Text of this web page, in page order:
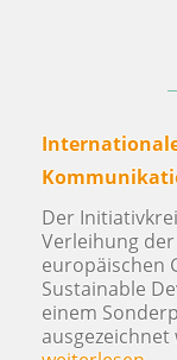
International
Der
(30. November
hat sich in
weiterlesen